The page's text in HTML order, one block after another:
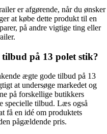
er afgørende, når du ønsker
at købe dette produkt til en
på andre vigtige ting eller
på 13 polet stik?
ægte gode tilbud på 13
at undersøge markedet og
på forskellige butikkers
specielle tilbud. Læs også
få en idé om produktets
pågældende pris.